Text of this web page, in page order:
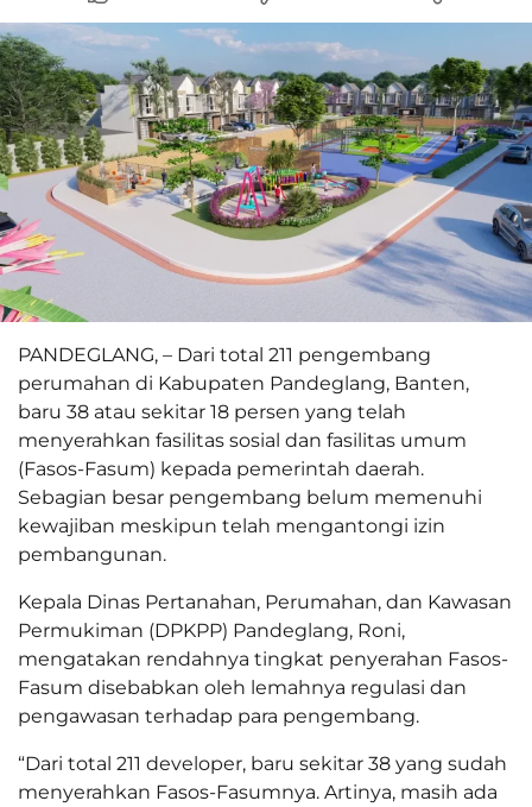
PANDEGLANG, – Dari total 211 pengembang
perumahan di Kabupaten Pandeglang, Banten,
baru 38 atau sekitar 18 persen yang telah
menyerahkan fasilitas sosial dan fasilitas umum
(Fasos-Fasum) kepada pemerintah daerah.
Sebagian besar pengembang belum memenuhi
kewajiban meskipun telah mengantongi izin
pembangunan.
Kepala Dinas Pertanahan, Perumahan, dan Kawasan
Permukiman (DPKPP) Pandeglang, Roni,
mengatakan rendahnya tingkat penyerahan Fasos-
Fasum disebabkan oleh lemahnya regulasi dan
pengawasan terhadap para pengembang.
“Dari total 211 developer, baru sekitar 38 yang sudah
menyerahkan Fasos-Fasumnya. Artinya, masih ada